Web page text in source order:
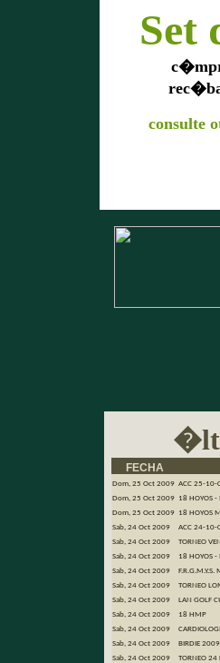
Set
consulte
FECHA
Dom, 25 Oct 2009 ACC 25-10-
Dom, 25 Oct 2009 18 HOYOS
Dom, 25 Oct 2009 18 HOYOS
Sab, 24 Oct 2009
ACC 24-10-
Sab, 24 Oct 2009
TORNEO
Sab, 24 Oct 2009
18 HOYOS
Sab, 24 Oct 2009
F.R.G.M.Y.S.
Sab, 24 Oct 2009
TORNEO
Sab, 24 Oct 2009
LAN GOLF
Sab, 24 Oct 2009
18 HMP
Sab, 24 Oct 2009
Sab, 24 Oct 2009
BIRDIE 2009
Sab, 24 Oct 2009
TORNEO 24